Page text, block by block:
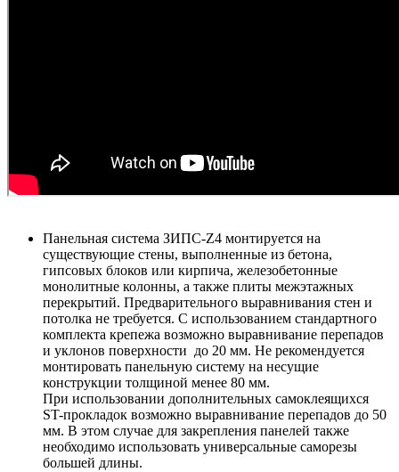
Панельная система ЗИПС-Z4 монтируется на
существующие стены, выполненные из бетона,
гипсовых блоков или кирпича, железобетонные
монолитные колонны, а также плиты межэтажных
перекрытий. Предварительного выравнивания стен и
потолка не требуется. С использованием стандартного
комплекта крепежа возможно выравнивание перепадов
и уклонов поверхности до 20 мм. Не рекомендуется
монтировать панельную систему на несущие
конструкции толщиной менее 80 мм.
При использовании дополнительных самоклеящихся
ST-прокладок возможно выравнивание перепадов до 50
мм. В этом случае для закрепления панелей также
необходимо использовать универсальные саморезы
большей длины.